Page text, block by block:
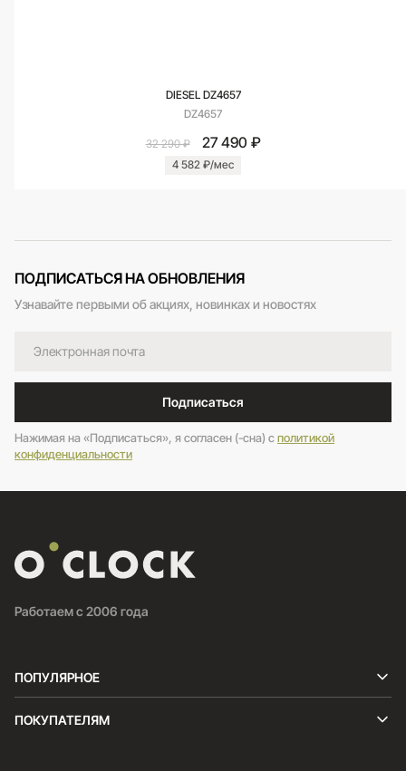
DIESEL DZ4657
DZ4657
32 290 ₽ 27 490 ₽
4 582 ₽/мес
ПОДПИСАТЬСЯ НА ОБНОВЛЕНИЯ
Узнавайте первыми об акциях, новинках и новостях
Подписаться
Нажимая на «Подписаться», я согласен (-сна) cполитикой
конфиденциальности
Работаем с 2006 года
ПОПУЛЯРНОЕ
ПОКУПАТЕЛЯМ